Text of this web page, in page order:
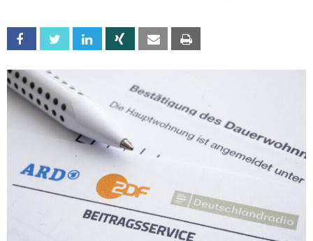
Facebook Twitter Linkedin Xing Email